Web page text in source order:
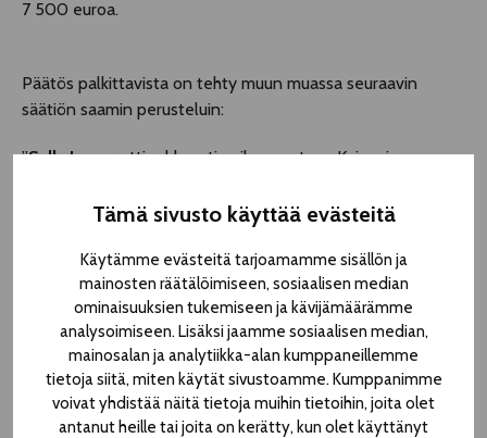
Tämä sivusto käyttää evästeitä
Käytämme evästeitä tarjoamamme sisällön ja
mainosten räätälöimiseen, sosiaalisen median
ominaisuuksien tukemiseen ja kävijämäärämme
analysoimiseen. Lisäksi jaamme sosiaalisen median,
mainosalan ja analytiikka-alan kumppaneillemme
tietoja siitä, miten käytät sivustoamme. Kumppanimme
voivat yhdistää näitä tietoja muihin tietoihin, joita olet
antanut heille tai joita on kerätty, kun olet käyttänyt
7 500 euroa.
Päätös palkittavista on tehty muun muassa seuraavin
säätiön saamin perusteluin:
”Salla Loperotti rohkeasti paikan vastaan Kajaanin
teatteritaiteen maisteriksi Teatterikorkeakoulun
ahkeruutensa, avuliaisuutensa ja sosiaaliset taitonsa, joita
tarvitaan pitkiä kiertueita tekevässä ryhmässä ja vaihtuvissa
olosuhteissa. Loper on tehnyt Kajaanissa lukuisia keskeisiä
rooleja. Hän siirtyy vaivatta tyylilajista toiseen ymmärtäen
kulloisenkin tehtävän vivahteet ja vaatimukset. Hänen
ohjaamisensa tapahtuu hyvässä yhteistyössä, ja työtoverit
arvostavat häntä.